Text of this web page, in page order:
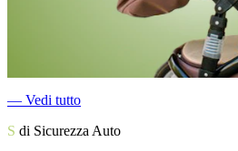
― Vedi tutto
S di Sicurezza Auto